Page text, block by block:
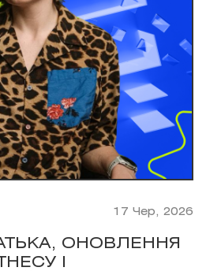
17 Чер, 2026
ОНОВЛЕННЯ
І